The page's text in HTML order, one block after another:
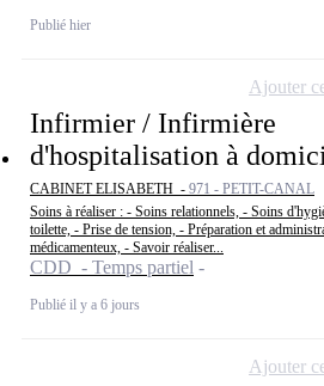
Publié hier
Infirmier / Infirmière
d'hospitalisation à
CABINET ELISABETH - 971 - PETIT-CANAL
Soins à réaliser : - Soins relationnels, - Soins
toilette, - Prise de tension, - Préparation et
médicamenteux, - Savoir réaliser...
CDD - Temps partiel
Publié il y a 6 jours
Ajouter
Ajouter